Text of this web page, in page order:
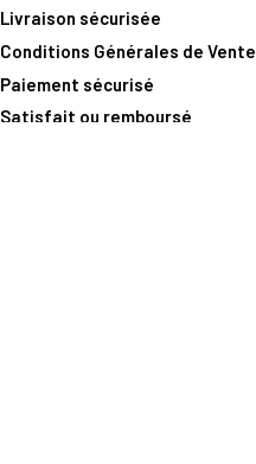
Livraison sécurisée
Conditions Générales de Vente
Paiement sécurisé
Satisfait ou remboursé